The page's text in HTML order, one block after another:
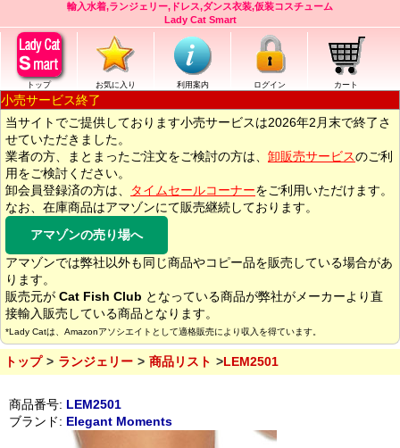
輸入水着,ランジェリー,ドレス,ダンス衣装,仮装コスチューム
Lady Cat Smart
トップ お気に入り 利用案内 ログイン カート
小売サービス終了
当サイトでご提供しております小売サービスは2026年2月末で終了さ
せていただきました。
業者の方、まとまったご注文をご検討の方は、 卸販売サービスのご利
用をご検討ください。
卸会員登録済の方は、
タイムセールコーナーをご利用いただけます。
なお、在庫商品はアマゾンにて販売継続しております。
アマゾンの売り場へ
アマゾンでは弊社以外も同じ商品やコピー品を販売している場合があ
ります。
販売元が Cat Fish Club となっている商品が弊社がメーカーより直
接輸入販売している商品となります。
*Lady Catは、Amazonアソシエイトとして適格販売により収入を得ています。
トップ ランジェリー 商品リスト LEM2501
商品番号: LEM2501
ブランド: Elegant Moments